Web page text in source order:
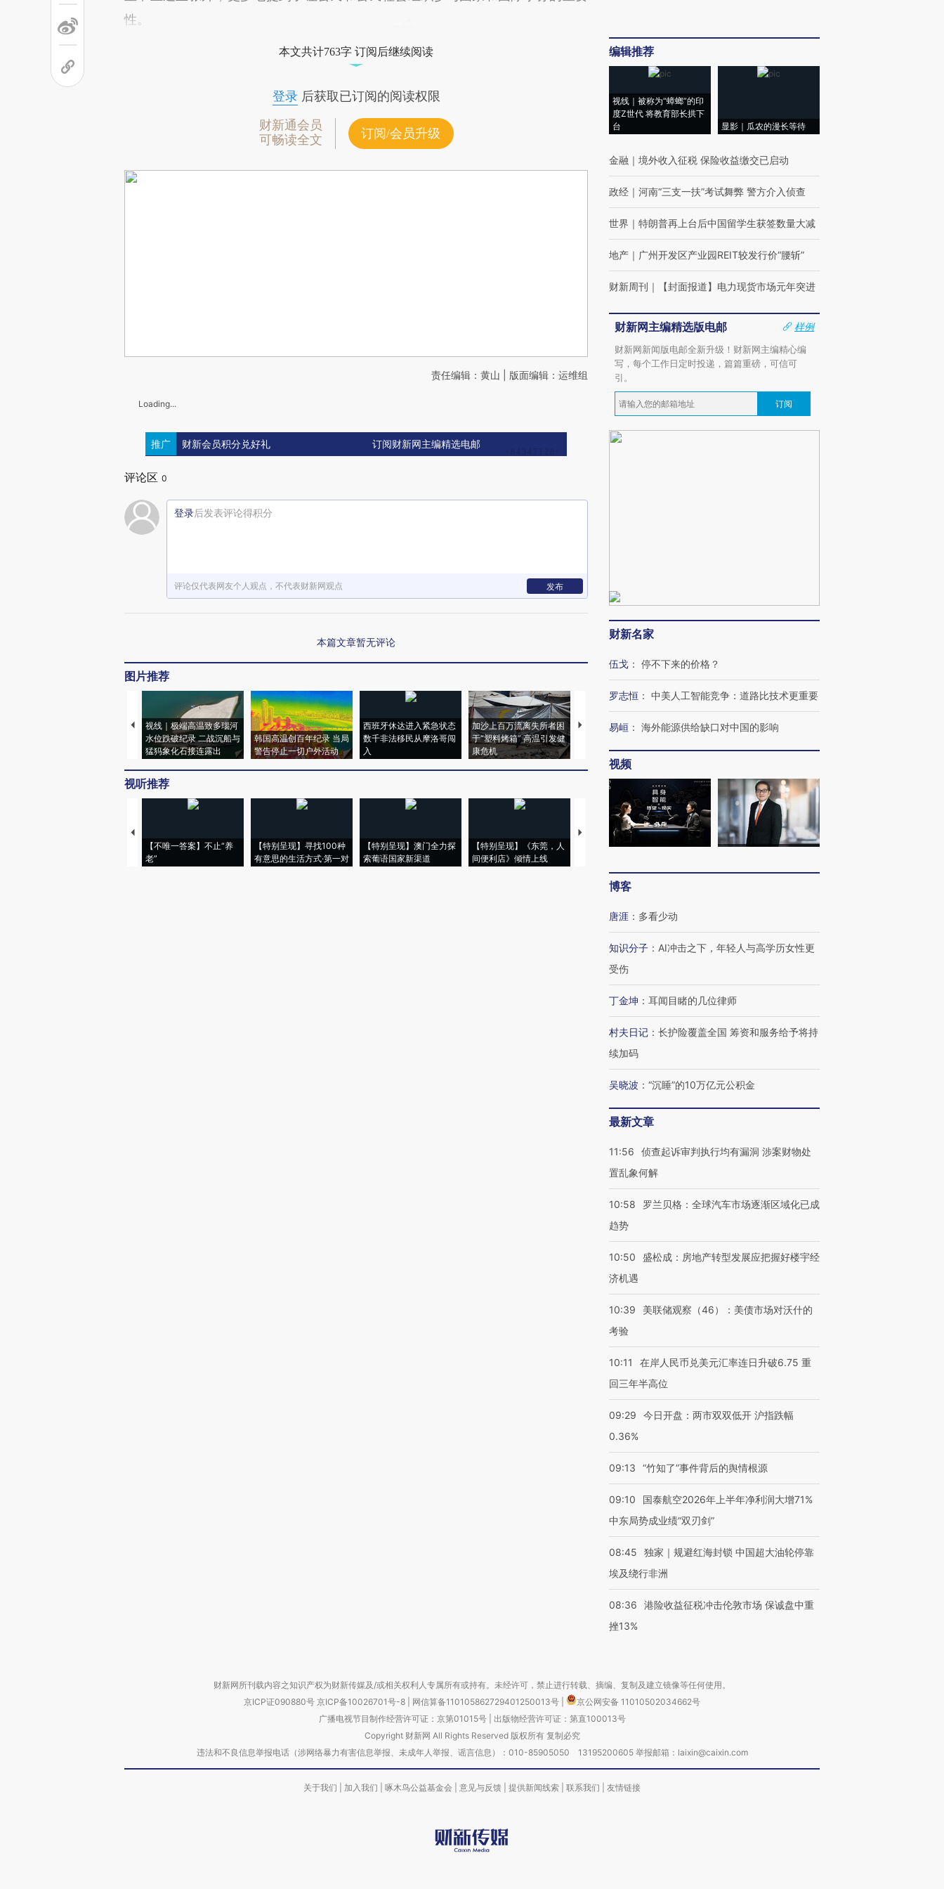
性。
本文共计763字 订阅后继续阅读
登录后获取已订阅的阅读权限
财新通会员
可畅读全文
订阅/会员升级
责任编辑：黄山 | 版面编辑：运维组
Loading...
推广 财新会员积分兑好礼 订阅财新网主编精选电邮
评论区 0
登录后发表评论得积分
评论仅代表网友个人观点，不代表财新网观点 发布
本篇文章暂无评论
图片推荐
视线｜极端高温致多瑙河
水位跌破纪录 二战沉船与
猛犸象化石接连露出
韩国高温创百年纪录 当局
警告停止一切户外活动
西班牙休达进入紧急状态
数千非法移民从摩洛哥闯
入
加沙上百万流离失所者困
于“塑料烤箱” 高温引发健
康危机
马航飞行员跨国走私7万
要防空导弹“救急”
13人遇难
视听推荐
【不唯一答案】不止“养
老”
【特别呈现】寻找100种
有意思的生活方式·第一对
【特别呈现】澳门全力探
索葡语国家新渠道
【特别呈现】《东莞，人
间便利店》倾情上线
【推广】走进第四届链博
会，让数智科技“链”接产
【特别呈现】寻找100种
【商旅对话】华住集团
CFO：不靠规模取胜，华
编辑推荐
视线｜被称为“蟑螂”的印
度Z世代 将教育部长拱下
台
显影｜瓜农的漫长等待
金融 ｜ 境外收入征税 保险收益缴交已启动
政经 ｜ 河南“三支一扶”考试舞弊 警方介入侦查
世界 ｜ 特朗普再上台后中国留学生获签数量大减
地产 ｜ 广州开发区产业园REIT较发行价“腰斩”
财新周刊 ｜ 【封面报道】电力现货市场元年突进
财新网主编精选版电邮
样例
财新网新闻版电邮全新升级！财新网主编精心编
写，每个工作日定时投递，篇篇重磅，可信可
引。
订阅
财新名家
伍戈 ： 停不下来的价格？
罗志恒 ： 中美人工智能竞争：道路比技术更重要
易峘 ： 海外能源供给缺口对中国的影响
视频
博客
唐涯 ： 多看少动
知识分子 ： AI冲击之下，年轻人与高学历女性更
受伤
丁金坤 ： 耳闻目睹的几位律师
村夫日记 ： 长护险覆盖全国 筹资和服务给予将持
续加码
吴晓波 ： “沉睡”的10万亿元公积金
最新文章
11:56
侦查起诉审判执行均有漏洞 涉案财物处
置乱象何解
10:58
罗兰贝格：全球汽车市场逐渐区域化已成
趋势
10:50
盛松成：房地产转型发展应把握好楼宇经
济机遇
10:39
美联储观察（46）：美债市场对沃什的
考验
10:11
在岸人民币兑美元汇率连日升破6.75 重
回三年半高位
09:29
今日开盘：两市双双低开 沪指跌幅
0.36%
09:13 “竹知了”事件背后的舆情根源
09:10
国泰航空2026年上半年净利润大增71%
中东局势成业绩“双刃剑”
08:45
独家｜规避红海封锁 中国超大油轮停靠
埃及绕行非洲
08:36
港险收益征税冲击伦敦市场 保诚盘中重
挫13%
财新网所刊载内容之知识产权为财新传媒及/或相关权利人专属所有或持有。未经许可，禁止进行转载、摘编、复制及建立镜像等任何使用。
京ICP证090880号 京ICP备10026701号-8 网信算备110105862729401250013号
京公网安备 11010502034662号
广播电视节目制作经营许可证：京第01015号| 出版物经营许可证：第直100013号
Copyright 财新网 All Rights Reserved 版权所有 复制必究
违法和不良信息举报电话（涉网络暴力有害信息举报、未成年人举报、谣言信息）：010-85905050 13195200605 举报邮箱：laixin@caixin.com
关于我们 加入我们 啄木鸟公益基金会 意见与反馈 提供新闻线索 联系我们 友情链接